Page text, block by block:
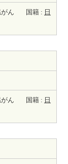
ん 国籍 : 日
ん 国籍 : 日